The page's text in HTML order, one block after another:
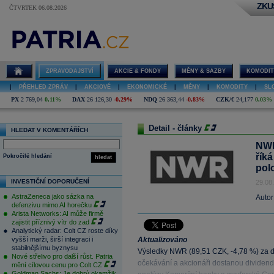
ČTVRTEK 06.08.2026
ZPRAVODAJSTVÍ AKCIE & FONDY MĚNY & SAZBY
PŘEHLED ZPRÁV AKCIOVÉ EKONOMICKÉ MĚNY KOMODITY
PX 2 769,04 0,11% DAX 26 126,30 -0,29% NDQ 26 363,44 -0,83% CZK/€ 24,177 0,03%
HLEDAT V KOMENTÁŘÍCH
hledat
Pokročilé hledání
INVESTIČNÍ DOPORUČENÍ
AstraZeneca jako sázka na
defenzivu mimo AI horečku
Arista Networks: AI může firmě
zajistit příznivý vítr do zad
Analytický radar: Colt CZ roste díky
vyšší marži, širší integraci i
stabilnějšímu byznysu
Nové střelivo pro další růst. Patria
mění cílovou cenu pro Colt CZ
Detail - články
Aktualizováno
Výsledky NWR (89,51 CZK, -4,78 %) za
očekávání a akcionáři dostanou